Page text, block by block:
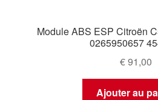
Module ABS ESP Citroën
0265950657
€91,00
Ajouter au